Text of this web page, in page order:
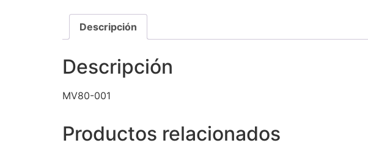
Descripción
Descripción
MV80-001
Productos relacionados